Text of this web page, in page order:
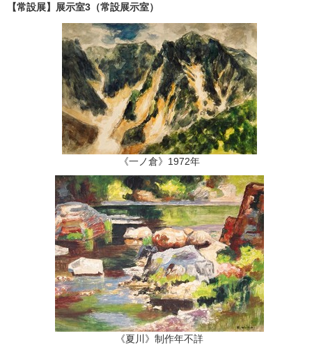
【常設展】展示室3（常設展示室）
《一ノ倉》1972年
《夏川》制作年不詳